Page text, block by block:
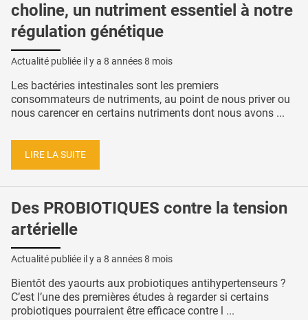
choline, un nutriment essentiel à notre
régulation génétique
Actualité publiée il y a 8 années 8 mois
Les bactéries intestinales sont les premiers
consommateurs de nutriments, au point de nous priver ou
nous carencer en certains nutriments dont nous avons ...
LIRE LA SUITE
Des PROBIOTIQUES contre la tension
artérielle
Actualité publiée il y a 8 années 8 mois
Bientôt des yaourts aux probiotiques antihypertenseurs ?
C’est l’une des premières études à regarder si certains
probiotiques pourraient être efficace contre l ...